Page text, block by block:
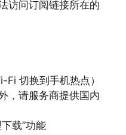
访问订阅链接所在的
切换到手机热点）
，请服务商提供国内
载”功能